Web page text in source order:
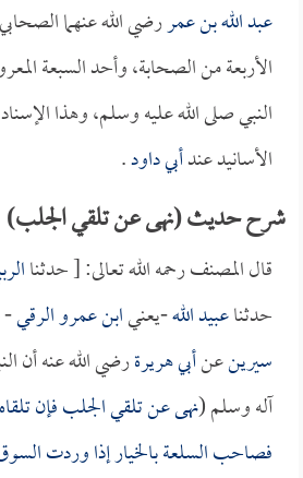
عبد الله بن عمررضي الله عنهما
الأربعة من الصحابة، وأحد السبعة
النبي صلى الله عليه وسلم، وهذا
الأسانيد عندأبي داود.
شرح حديث (نهى عن تلقي الجلب)
قال المصنف رحمه الله تعالى: [ حدثنا
حدثناعبيد الله-يعنيابن عمرو الرقي
سيرينعنأبي هريرةرضي الله عنه أن
آله وسلم (نهى عن تلقي الجلب فإن
فصاحب السلعة بالخيار إذا وردت